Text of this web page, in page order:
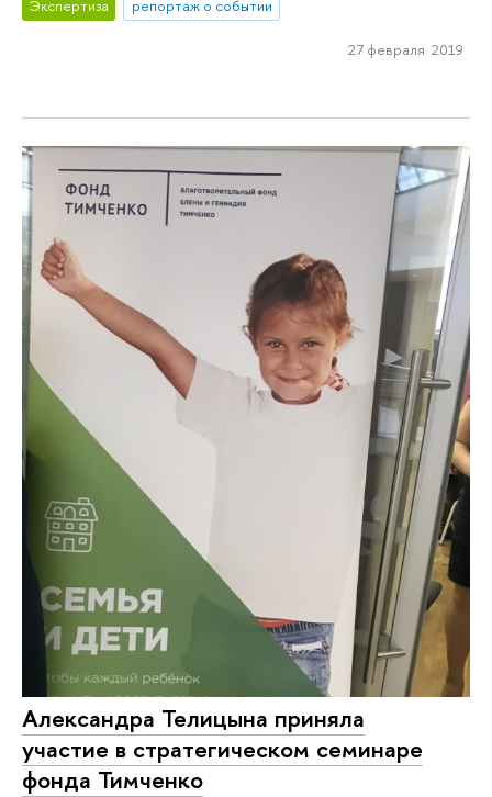
Экспертиза репортаж о событии
27 февраля 2019
Александра Телицына приняла
участие в стратегическом семинаре
фонда Тимченко